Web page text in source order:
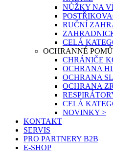
NŮŽKY NA
RUČNÍ
CELÁ
OCHRANNÉ
CHRÁNIČE
OCHRANA
OCHRANA
OCHRANA
CELÁ
NOVINKY >
KONTAKT
SERVIS
PRO PARTNERY B2B
E-SHOP